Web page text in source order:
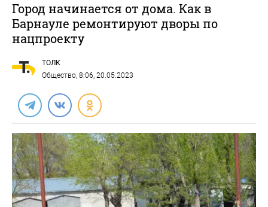
Город начинается от дома. Как в
Барнауле ремонтируют дворы по
нацпроекту
ТОЛК
Общество, 8:06, 20.05.2023